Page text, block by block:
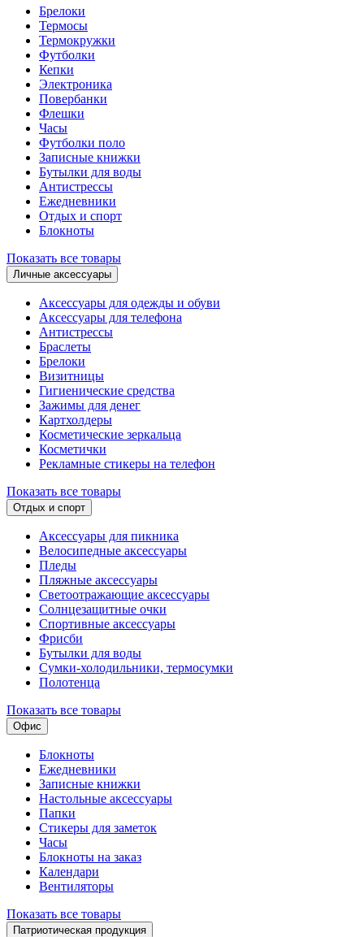
Брелоки
Термосы
Термокружки
Футболки
Кепки
Электроника
Повербанки
Флешки
Часы
Футболки поло
Записные книжки
Бутылки для воды
Антистрессы
Ежедневники
Отдых и спорт
Блокноты
Показать все товары
Личные аксессуары
Аксессуары для одежды и обуви
Аксессуары для телефона
Антистрессы
Браслеты
Брелоки
Визитницы
Гигиенические средства
Зажимы для денег
Картхолдеры
Косметические зеркальца
Косметички
Рекламные стикеры на телефон
Показать все товары
Отдых и спорт
Аксессуары для пикника
Велосипедные аксессуары
Пледы
Пляжные аксессуары
Светоотражающие аксессуары
Солнцезащитные очки
Спортивные аксессуары
Фрисби
Бутылки для воды
Сумки-холодильники, термосумки
Полотенца
Показать все товары
Офис
Блокноты
Ежедневники
Записные книжки
Настольные аксессуары
Папки
Стикеры для заметок
Часы
Блокноты на заказ
Календари
Вентиляторы
Показать все товары
Патриотическая продукция